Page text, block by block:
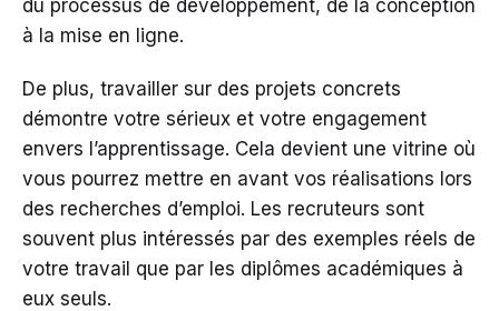
du processus de développement, de la conception
à la mise en ligne.
De plus, travailler sur des projets concrets
démontre votre sérieux et votre engagement
envers l’apprentissage. Cela devient une vitrine où
vous pourrez mettre en avant vos réalisations lors
des recherches d’emploi. Les recruteurs sont
souvent plus intéressés par des exemples réels de
votre travail que par les diplômes académiques à
eux seuls.